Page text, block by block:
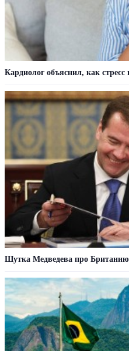
Кардиолог объяснил, как
Шутка Медведева про Британию